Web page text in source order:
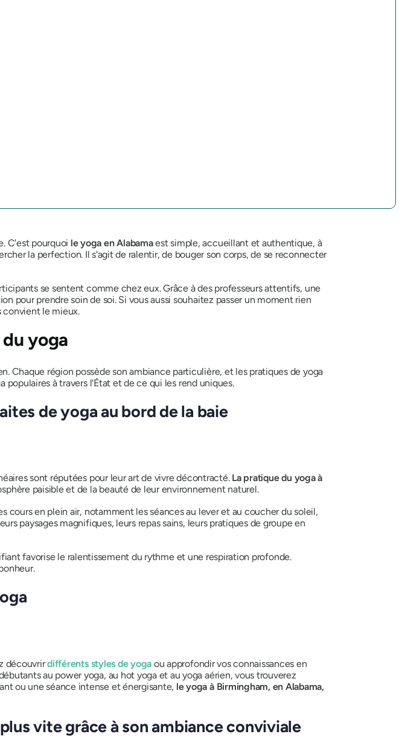
C'est pourquoi le yoga en Alabamaest simple, accueillant et authentique, à
la perfection. Il s'agit de ralentir, de bouger son corps, de se reconnecter
se sentent comme chez eux. Grâce à des professeurs attentifs, une
pour prendre soin de soi. Si vous aussi souhaitez passer un moment rien
convient le mieux.
yoga
Chaque région possède son ambiance particulière, et les pratiques de yoga
à travers l'État et de ce qui les rend uniques.
de yoga au bord de la baie
sont réputées pour leur art de vivre décontracté. La pratique du yoga à
paisible et de la beauté de leur environnement naturel.
en plein air, notamment les séances au lever et au coucher du soleil,
paysages magnifiques, leurs repas sains, leurs pratiques de groupe en
favorise le ralentissement du rythme et une respiration profonde.
découvrirdifférents styles de yoga ou approfondir vos connaissances en
au power yoga, au hot yoga et au yoga aérien, vous trouverez
ou une séance intense et énergisante, le yoga à Birmingham, en Alabama,
vite grâce à son ambiance conviviale